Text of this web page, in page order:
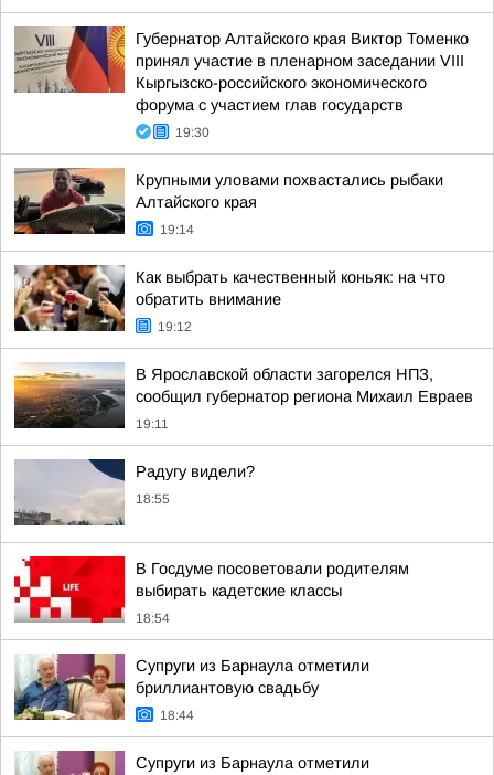
Губернатор Алтайского края Виктор Томенко
принял участие в пленарном заседании VIII
Кыргызско-российского экономического
форума с участием глав государств
19:30
Крупными уловами похвастались рыбаки
Алтайского края
19:14
Как выбрать качественный коньяк: на что
обратить внимание
19:12
В Ярославской области загорелся НПЗ,
сообщил губернатор региона Михаил Евраев
19:11
Радугу видели?
18:55
В Госдуме посоветовали родителям
выбирать кадетские классы
18:54
Супруги из Барнаула отметили
бриллиантовую свадьбу
18:44
Супруги из Барнаула отметили